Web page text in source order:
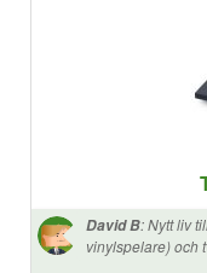
David B:Nytt liv
vinylspelare) och